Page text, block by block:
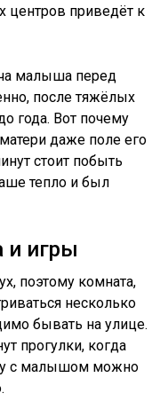
центров приведёт к
малыша перед
после тяжёлых
года. Вот почему
даже поле его
стоит побыть
тепло и был
и игры
поэтому комната,
несколько
бывать на улице.
прогулки, когда
с малышом можно